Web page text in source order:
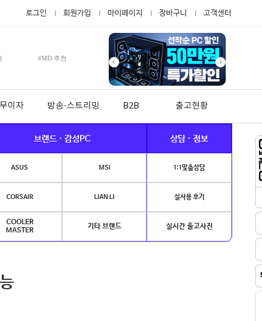
로그인 회원가입 마이페이지 장바구니 고객센터
#MD 추천
이자 방송·스트리밍 B2B 출고현황
브랜드 · 감성PC 상담 · 정보
ASUS MSI 1:1맞춤상담
CORSAIR LIAN LI 실사용 후기
COOLER
MASTER
기타 브랜드 실시간 출고사진